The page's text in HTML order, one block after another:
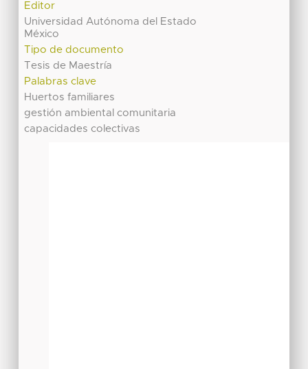
Editor
Universidad Autónoma del Estado
México
Tipo de documento
Tesis de Maestría
Palabras clave
Huertos familiares
gestión ambiental comunitaria
capacidades colectivas